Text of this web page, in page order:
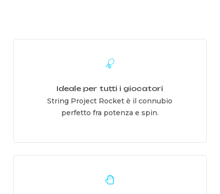
Ideale per tutti i giocatori
String Project Rocket è il connubio
perfetto fra potenza e spin.